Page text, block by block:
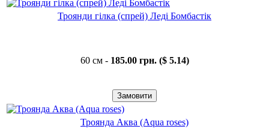
Троянди гілка (спрей) Леді Бомбастік
60 см - 185.00 грн. ($ 5.14)
Троянда Аква (Aqua roses)